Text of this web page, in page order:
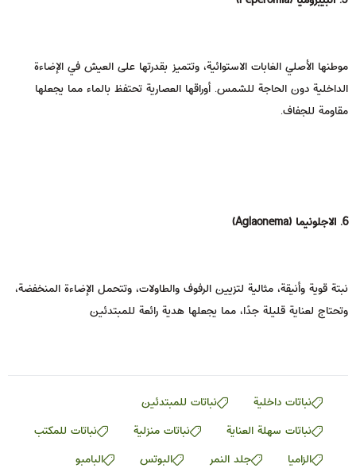
موطنها الأصلي الغابات الاستوائية، وتتميز بقدرتها على العيش في الإضاءة
الداخلية دون الحاجة للشمس. أوراقها العصارية تحتفظ بالماء مما يجعلها
مقاومة للجفاف.
6. الاجلونيما (Aglaonema)
نبتة قوية وأنيقة، مثالية لتزيين الرفوف والطاولات، وتتحمل الإضاءة المنخفضة،
وتحتاج لعناية قليلة جدًا، مما يجعلها هدية رائعة للمبتدئين
نباتات داخلية
نباتات للمبتدئين
نباتات سهلة العناية
نباتات منزلية
نباتات للمكتب
الزاميا
جلد النمر البوتس
البامبو